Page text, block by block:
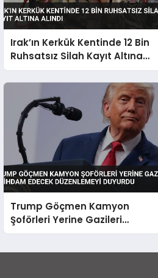
Irak’ın Kerkük Kentinde 12 Bin
Ruhsatsız Silah Kayıt Altına
Alındı
Trump Göçmen Kamyon
Şoförleri Yerine Gazileri
İstihdam Edecek Düzenlemeyi